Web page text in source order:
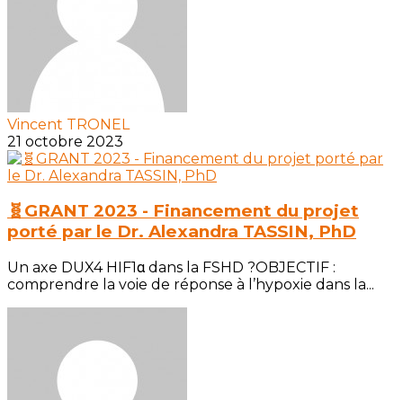
Vincent TRONEL
21 octobre 2023
🧬GRANT 2023 - Financement du projet
porté par le Dr. Alexandra TASSIN, PhD
Un axe DUX4 HIF1α dans la FSHD ?OBJECTIF :
comprendre la voie de réponse à l’hypoxie dans la...